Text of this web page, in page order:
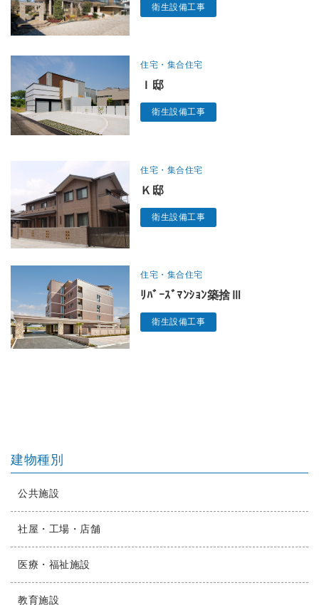
衛生設備工事
住宅・集合住宅
Ｉ邸
衛生設備工事
住宅・集合住宅
Ｋ邸
衛生設備工事
住宅・集合住宅
ﾘﾊﾞｰｽﾞﾏﾝｼｮﾝ築捨Ⅲ
衛生設備工事
建物種別
公共施設
社屋・工場・店舗
医療・福祉施設
教育施設